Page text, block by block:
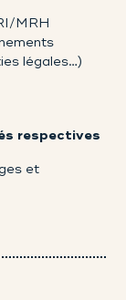
MRH
légales…)
respectives
et